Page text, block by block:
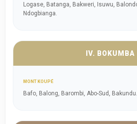
Logase, Batanga, Bakweri, Isuwu,
Ndogbianga.
IV. BOKUMBA
MONT KOUPÉ
Bafo, Balong, Barombi, Abo-Sud, Bakundu.